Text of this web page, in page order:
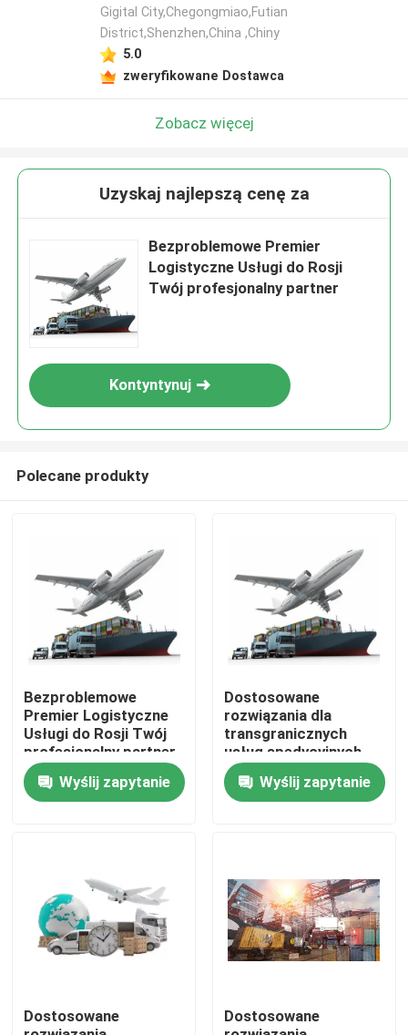
Do domu
Filmy
Gigital City,Chegongmiao,Futian
District,Shenzhen,China ,Chiny
5.0
zweryfikowane Dostawca
Zobacz więcej
Uzyskaj najlepszą cenę za
Bezproblemowe Premier
Logistyczne Usługi do Rosji
Twój profesjonalny partner
Kontyntynuj
Polecane produkty
Bezproblemowe
Premier Logistyczne
Usługi do Rosji Twój
profesjonalny partner
Wyślij zapytanie
Dostosowane
rozwiązania dla
transgranicznych
usług spedycyjnych
Czas tranzytu 5-30 dni
Wyślij zapytanie
Dostosowane
Dostosowane